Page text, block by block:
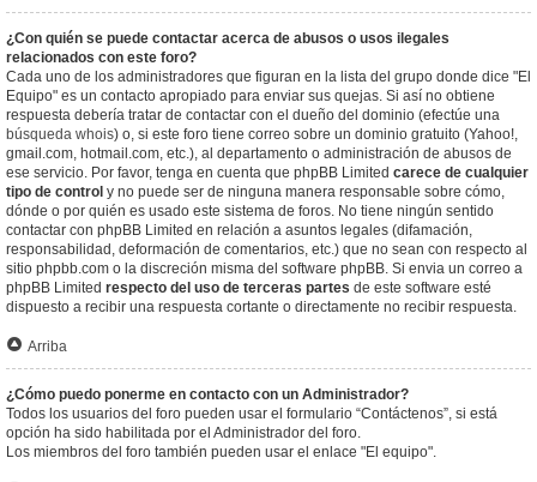
¿Con quién se puede contactar acerca de abusos o usos ilegales
relacionados con este foro?
Cada uno de los administradores que figuran en la lista del grupo donde dice "El
Equipo" es un contacto apropiado para enviar sus quejas. Si así no obtiene
respuesta debería tratar de contactar con el dueño del dominio (efectúe una
búsqueda whois) o, si este foro tiene correo sobre un dominio gratuito (Yahoo!,
gmail.com, hotmail.com, etc.), al departamento o administración de abusos de
ese servicio. Por favor, tenga en cuenta que phpBB Limited carece de cualquier
tipo de control y no puede ser de ninguna manera responsable sobre cómo,
dónde o por quién es usado este sistema de foros. No tiene ningún sentido
contactar con phpBB Limited en relación a asuntos legales (difamación,
responsabilidad, deformación de comentarios, etc.) que no sean con respecto al
sitio phpbb.com o la discreción misma del software phpBB. Si envia un correo a
phpBB Limited respecto del uso de terceras partes de este software esté
dispuesto a recibir una respuesta cortante o directamente no recibir respuesta.
Arriba
¿Cómo puedo ponerme en contacto con un Administrador?
Todos los usuarios del foro pueden usar el formulario “Contáctenos”, si está
opción ha sido habilitada por el Administrador del foro.
Los miembros del foro también pueden usar el enlace "El equipo".